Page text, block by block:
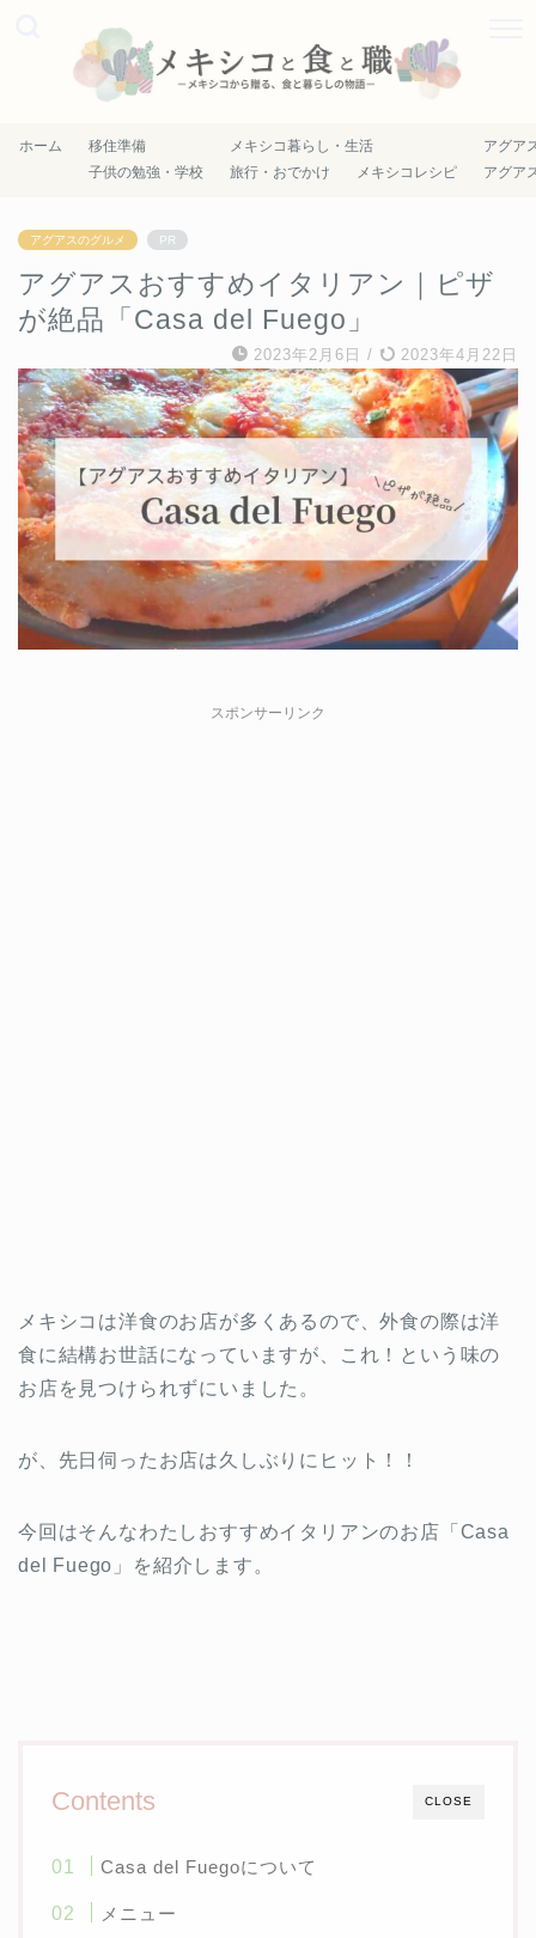
ホーム
移住準備
子供の勉強・学校
メキシコ暮らし・生活
旅行・おでかけ
メキシコレシピ
アグア
アグア
アグアスのグルメ PR
アグアスおすすめイタリアン｜ピザ
が絶品「Casa del Fuego」
2023年2月6日 / 2023年4月22日
スポンサーリンク
メキシコは洋食のお店が多くあるので、外食の際は洋
食に結構お世話になっていますが、これ！という味の
お店を見つけられずにいました。
が、先日伺ったお店は久しぶりにヒット！！
今回はそんなわたしおすすめイタリアンのお店「Casa
del Fuego」を紹介します。
CLOSE
Contents
Casa del Fuegoについて
メニュー